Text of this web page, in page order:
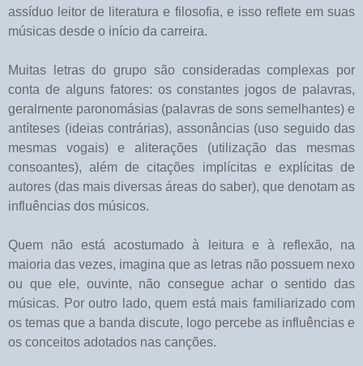
assíduo leitor de literatura e filosofia, e isso reflete em suas
músicas desde o início da carreira.
Muitas letras do grupo são consideradas complexas por
conta de alguns fatores: os constantes jogos de palavras,
geralmente paronomásias (palavras de sons semelhantes) e
antíteses (ideias contrárias), assonâncias (uso seguido das
mesmas vogais) e aliterações (utilização das mesmas
consoantes), além de citações implícitas e explícitas de
autores (das mais diversas áreas do saber), que denotam as
influências dos músicos.
Quem não está acostumado à leitura e à reflexão, na
maioria das vezes, imagina que as letras não possuem nexo
ou que ele, ouvinte, não consegue achar o sentido das
músicas. Por outro lado, quem está mais familiarizado com
os temas que a banda discute, logo percebe as influências e
os conceitos adotados nas canções.